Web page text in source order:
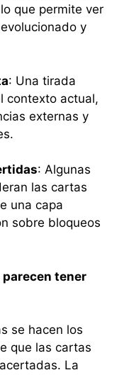
que permite ver
y
: Una tirada
contexto actual,
externas y
: Algunas
las cartas
una capa
sobre bloqueos
tener
se hacen los
que las cartas
La